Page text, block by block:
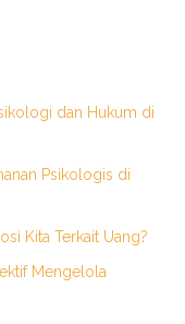
dan Hukum di
Psikologis di
Kita Terkait Uang?
Mengelola